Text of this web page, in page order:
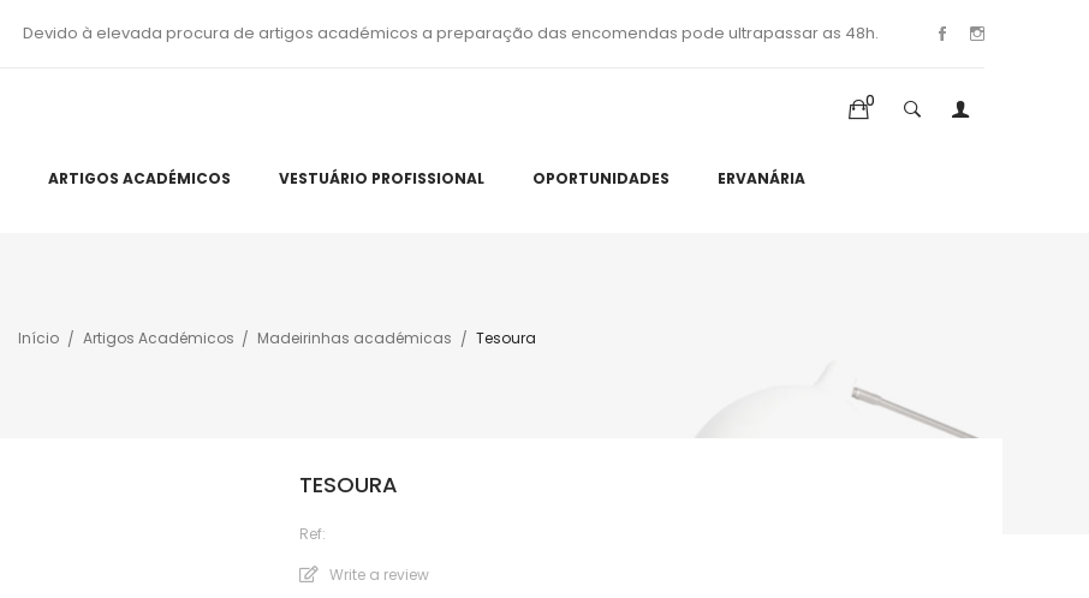
Devido à elevada procura de artigos académicos a preparação das encomendas pode ultrapassar as 48h.
0
ARTIGOS ACADÉMICOS VESTUÁRIO PROFISSIONAL OPORTUNIDADES ERVANÁRIA
Início Artigos Académicos Madeirinhas académicas Tesoura
TESOURA
Ref:
Write a review